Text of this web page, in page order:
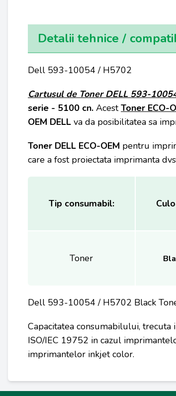
Detalii tehnice /
Dell 593-10054 / H5702
Cartusul de TonerDELL 593-
serie - 5100 cn. AcestToner ECO-
OEM DELL va da posibilitatea sa
Toner DELL ECO-OEM pentru
care a fost proiectata imprimanta
Tip consumabil:
Toner
Dell 593-10054 / H5702 Black
Capacitatea consumabilului,
ISO/IEC 19752 in cazul
imprimantelor inkjet color.